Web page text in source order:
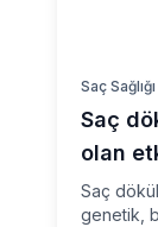
Saç Sağlığı
Saç
olan
Saç
genetik,